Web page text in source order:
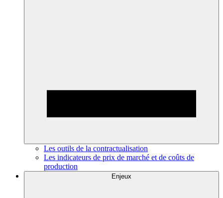
Les outils de la contractualisation
Les indicateurs de prix de marché et de coûts de
production
Enjeux